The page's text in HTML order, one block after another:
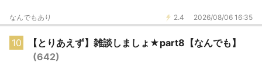
2.4 2026/08/06 16:35
なんでもあり
10
【とりあえず】雑談しましょ★part8【なんでも】
(642)